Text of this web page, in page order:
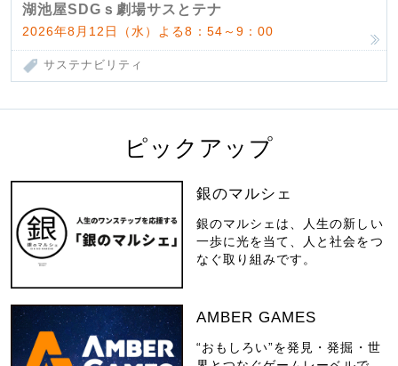
湖池屋SDGｓ劇場サスとテナ
2026年8月12日（水）よる8：54～9：00
サステナビリティ
ピックアップ
銀のマルシェ
銀のマルシェは、人生の新しい
一歩に光を当て、人と社会をつ
なぐ取り組みです。
AMBER GAMES
“おもしろい”を発見・発掘・世